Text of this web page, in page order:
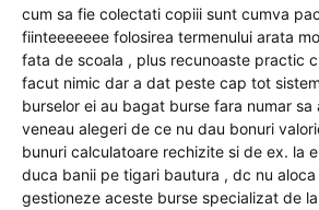
cum sa fie colectati copiii sunt cumva
fiinteeeeeee folosirea termenului arata
fata de scoala , plus recunoaste practic
facut nimic dar a dat peste cap tot
burselor ei au bagat burse fara numar sa
veneau alegeri de ce nu dau bonuri
bunuri calculatoare rechizite si de ex. la
duca banii pe tigari bautura , dc nu aloca
gestioneze aceste burse specializat de